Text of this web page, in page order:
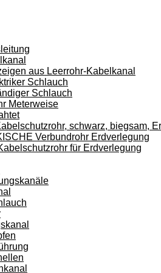
aus Leerrohr-Kabelkanal
Schlauch
Schlauch
Meterweise
schwarz, biegsam,
Verbundrohr Erdverlegung
für Erdverlegung